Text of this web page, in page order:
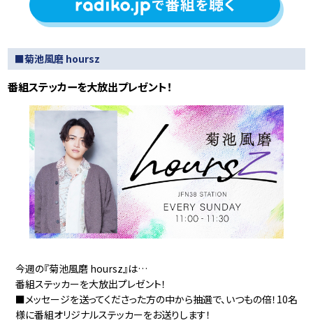
■菊池風磨 hoursz
番組ステッカーを大放出プレゼント！
今週の『菊池風磨 hoursz』は…
番組ステッカーを大放出プレゼント！
■メッセージを送ってくださった方の中から抽選で、いつもの倍！10名
様に番組オリジナルステッカーをお送りします！